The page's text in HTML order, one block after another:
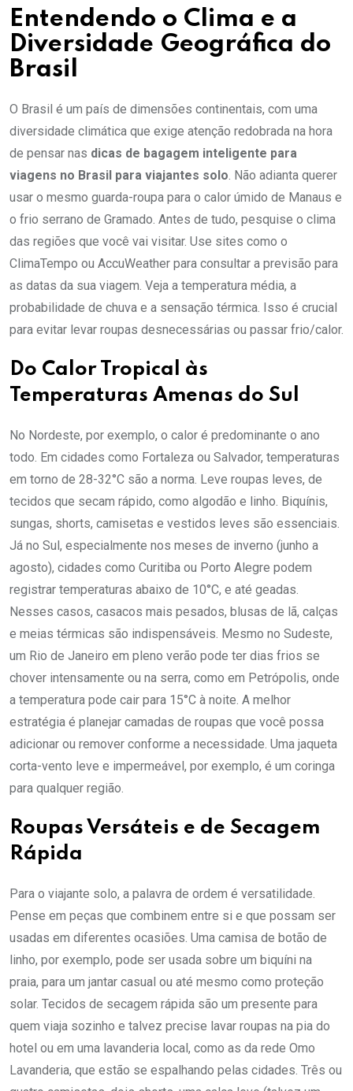
Entendendo o Clima e a
Diversidade Geográfica do
Brasil
O Brasil é um país de dimensões continentais, com uma
diversidade climática que exige atenção redobrada na hora
de pensar nas dicas de bagagem inteligente para
viagens no Brasil para viajantes solo . Não adianta querer
usar o mesmo guarda-roupa para o calor úmido de Manaus e
o frio serrano de Gramado. Antes de tudo, pesquise o clima
das regiões que você vai visitar. Use sites como o
ClimaTempo ou AccuWeather para consultar a previsão para
as datas da sua viagem. Veja a temperatura média, a
probabilidade de chuva e a sensação térmica. Isso é crucial
para evitar levar roupas desnecessárias ou passar frio/calor.
Do Calor Tropical às
Temperaturas Amenas do Sul
No Nordeste, por exemplo, o calor é predominante o ano
todo. Em cidades como Fortaleza ou Salvador, temperaturas
em torno de 28-32°C são a norma. Leve roupas leves, de
tecidos que secam rápido, como algodão e linho. Biquínis,
sungas, shorts, camisetas e vestidos leves são essenciais.
Já no Sul, especialmente nos meses de inverno (junho a
agosto), cidades como Curitiba ou Porto Alegre podem
registrar temperaturas abaixo de 10°C, e até geadas.
Nesses casos, casacos mais pesados, blusas de lã, calças
e meias térmicas são indispensáveis. Mesmo no Sudeste,
um Rio de Janeiro em pleno verão pode ter dias frios se
chover intensamente ou na serra, como em Petrópolis, onde
a temperatura pode cair para 15°C à noite. A melhor
estratégia é planejar camadas de roupas que você possa
adicionar ou remover conforme a necessidade. Uma jaqueta
corta-vento leve e impermeável, por exemplo, é um coringa
para qualquer região.
Roupas Versáteis e de Secagem
Rápida
Para o viajante solo, a palavra de ordem é versatilidade.
Pense em peças que combinem entre si e que possam ser
usadas em diferentes ocasiões. Uma camisa de botão de
linho, por exemplo, pode ser usada sobre um biquíni na
praia, para um jantar casual ou até mesmo como proteção
solar. Tecidos de secagem rápida são um presente para
quem viaja sozinho e talvez precise lavar roupas na pia do
hotel ou em uma lavanderia local, como as da rede Omo
Lavanderia, que estão se espalhando pelas cidades. Três ou